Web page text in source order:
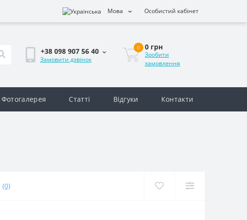
Мова Особистий кабінет
+38 098 907 56 40
Замовити дзвінок
0 0 грн
Зробити
замовлення
Фотогалерея Статті Відгуки Контакти
(0)